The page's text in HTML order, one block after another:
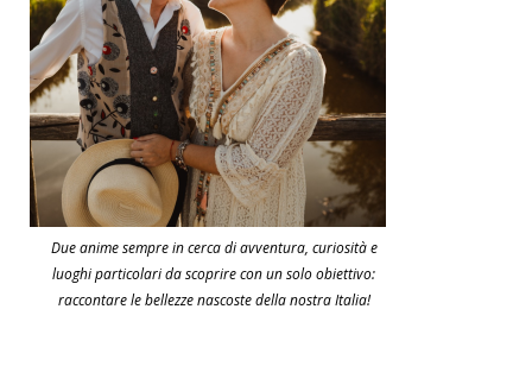
Due anime sempre in cerca di avventura, curiosità e
luoghi particolari da scoprire con un solo obiettivo:
raccontare le bellezze nascoste della nostra Italia!